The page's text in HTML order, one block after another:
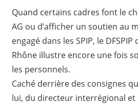
Quand certains cadres font le
AG ou d’afficher un soutien au
engagé dans les SPIP, le
Rhône illustre encore une fois
les personnels.
Caché derrière des consignes
lui, du directeur interrégional et